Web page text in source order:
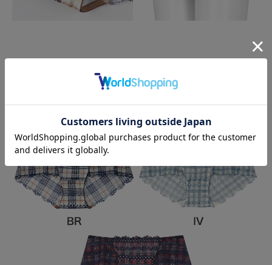
カラーバリエーション
color variation